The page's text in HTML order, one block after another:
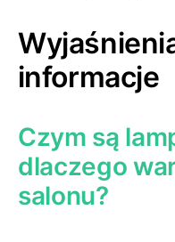
⁤informacje
Czym są
dlaczego
‌salonu?